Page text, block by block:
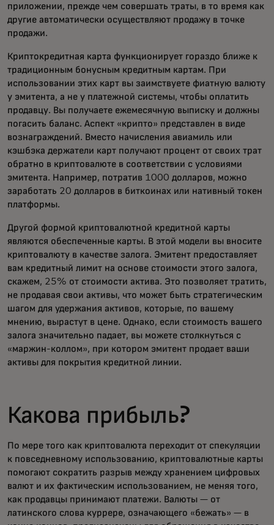
приложении, прежде чем совершать траты, в то время как
другие автоматически осуществляют продажу в точке
продажи.
Криптокредитная карта функционирует гораздо ближе к
традиционным бонусным кредитным картам. При
использовании этих карт вы заимствуете фиатную валюту
у эмитента, а не у платежной системы, чтобы оплатить
продавцу. Вы получаете ежемесячную выписку и должны
погасить баланс. Аспект «крипто» представлен в виде
вознаграждений. Вместо начисления авиамиль или
кэшбэка держатели карт получают процент от своих трат
обратно в криптовалюте в соответствии с условиями
эмитента. Например, потратив 1000 долларов, можно
заработать 20 долларов в биткоинах или нативный токен
платформы.
Другой формой криптовалютной кредитной карты
являются обеспеченные карты. В этой модели вы вносите
криптовалюту в качестве залога. Эмитент предоставляет
вам кредитный лимит на основе стоимости этого залога,
скажем, 25% от стоимости актива. Это позволяет тратить,
не продавая свои активы, что может быть стратегическим
шагом для удержания активов, которые, по вашему
мнению, вырастут в цене. Однако, если стоимость вашего
залога значительно падает, вы можете столкнуться с
«маржин-коллом», при котором эмитент продает ваши
активы для покрытия кредитной линии.
Какова прибыль?
По мере того как криптовалюта переходит от спекуляции
к повседневному использованию, криптовалютные карты
помогают сократить разрыв между хранением цифровых
валют и их фактическим использованием, не меняя того,
как продавцы принимают платежи. Валюты — от
латинского слова куррере, означающего «бежать» — в